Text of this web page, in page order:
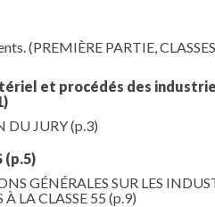
(PREMIÈRE PARTIE,
et procédés des
DU JURY(p.3)
(p.5)
GÉNÉRALES SUR LES
À LA CLASSE 55 (p.9)